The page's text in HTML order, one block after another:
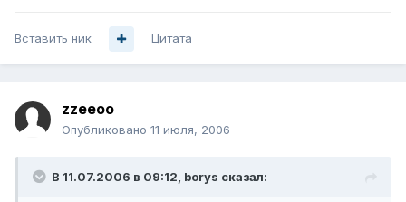
Вставить ник Цитата
zzeeoo
Опубликовано 11 июля, 2006
В 11.07.2006 в 09:12, borys сказал: